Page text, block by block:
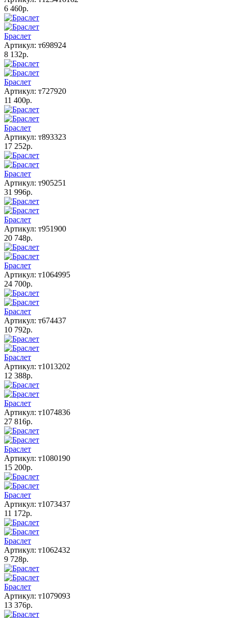
6 460р.
Браслет
Артикул: т698924
8 132р.
Браслет
Артикул: т727920
11 400р.
Браслет
Артикул: т893323
17 252р.
Браслет
Артикул: т905251
31 996р.
Браслет
Артикул: т951900
20 748р.
Браслет
Артикул: т1064995
24 700р.
Браслет
Артикул: т674437
10 792р.
Браслет
Артикул: т1013202
12 388р.
Браслет
Артикул: т1074836
27 816р.
Браслет
Артикул: т1080190
15 200р.
Браслет
Артикул: т1073437
11 172р.
Браслет
Артикул: т1062432
9 728р.
Браслет
Артикул: т1079093
13 376р.